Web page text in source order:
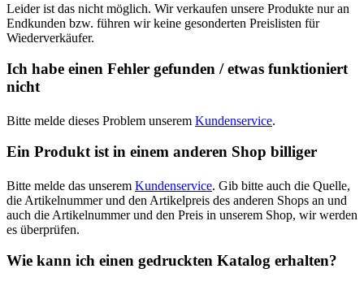
Leider ist das nicht möglich. Wir verkaufen unsere Produkte nur an
Endkunden bzw. führen wir keine gesonderten Preislisten für
Wiederverkäufer.
Ich habe einen Fehler gefunden / etwas funktioniert
nicht
Bitte melde dieses Problem unserem Kundenservice.
Ein Produkt ist in einem anderen Shop billiger
Bitte melde das unserem Kundenservice. Gib bitte auch die Quelle,
die Artikelnummer und den Artikelpreis des anderen Shops an und
auch die Artikelnummer und den Preis in unserem Shop, wir werden
es überprüfen.
Wie kann ich einen gedruckten Katalog erhalten?